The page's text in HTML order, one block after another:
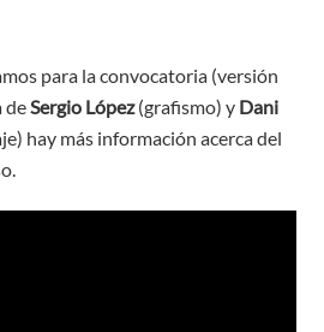
para la convocatoria (versión
de Sergio López(grafismo) y Dani
hay más información acerca del